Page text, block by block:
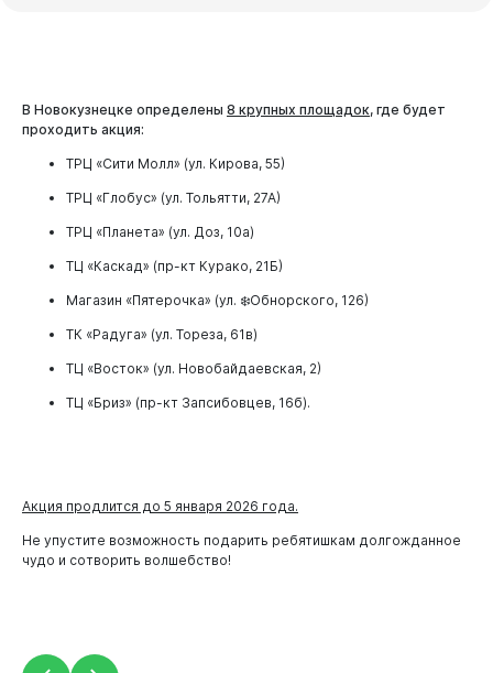
В Новокузнецке определены 8 крупных площадок, где будет
проходить акция:
ТРЦ «Сити Молл» (ул. Кирова, 55)
ТРЦ «Глобус» (ул. Тольятти, 27А)
ТРЦ «Планета» (ул. Доз, 10а)
ТЦ «Каскад» (пр-кт Курако, 21Б)
Магазин «Пятерочка» (ул. ❄️Обнорского, 126)
ТК «Радуга» (ул. Тореза, 61в)
ТЦ «Восток» (ул. Новобайдаевская, 2)
ТЦ «Бриз» (пр-кт Запсибовцев, 16б).
Акция продлится до 5 января 2026 года.
Не упустите возможность подарить ребятишкам долгожданное
чудо и сотворить волшебство!